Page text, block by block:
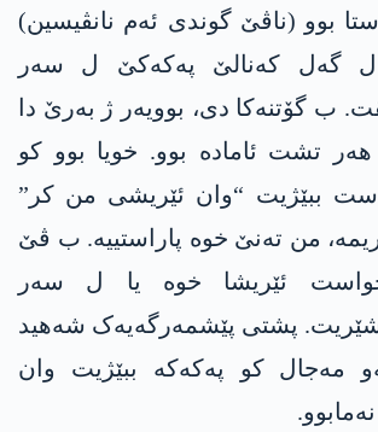
بوو (ناڤێ گوندی ئەم نانڤیسین)
ل گەل کەنالێ پەکەکێ ل سەر
ب گۆتنەکا دی، بوویەر ژ بەرێ دا
ھەر تشت ئامادە بوو. خویا بوو کو
ببێژیت “وان ئێریشی من کر”
من تەنێ خوە پاراستییە. ب ڤێ
ئێریشا خوە یا ل سەر
پشتی پێشمەرگەیەک شەھید
مەجال کو پەکەکە ببێژیت وان